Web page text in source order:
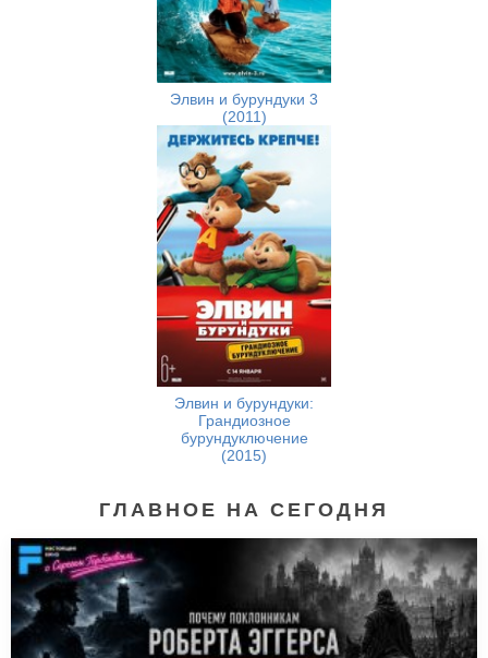
Элвин и бурундуки 3
(2011)
Элвин и бурундуки:
Грандиозное
бурундуключение
(2015)
ГЛАВНОЕ НА СЕГОДНЯ